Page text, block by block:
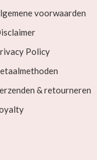
voorwaarden
Policy
& retourneren